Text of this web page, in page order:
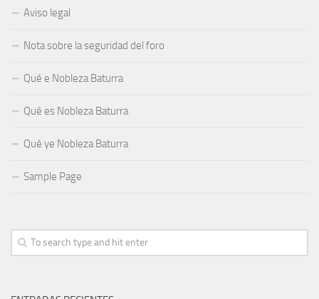
Aviso legal
Nota sobre la seguridad del foro
Qué e Nobleza Baturra
Qué es Nobleza Baturra
Qué ye Nobleza Baturra
Sample Page